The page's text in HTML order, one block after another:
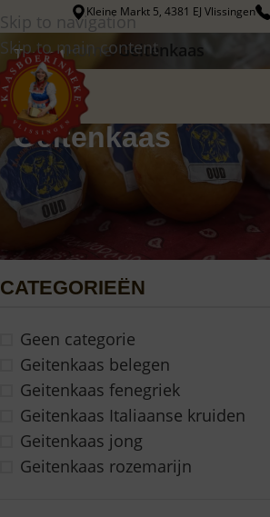
Skip to navigation
Skip to main content
Kleine Markt 5, 4381 EJ Vlissingen
Terug Home/Geitenkaas
Geitenkaas
CATEGORIEËN
Geen categorie
Geitenkaas belegen
Geitenkaas fenegriek
Geitenkaas Italiaanse kruiden
Geitenkaas jong
Geitenkaas rozemarijn